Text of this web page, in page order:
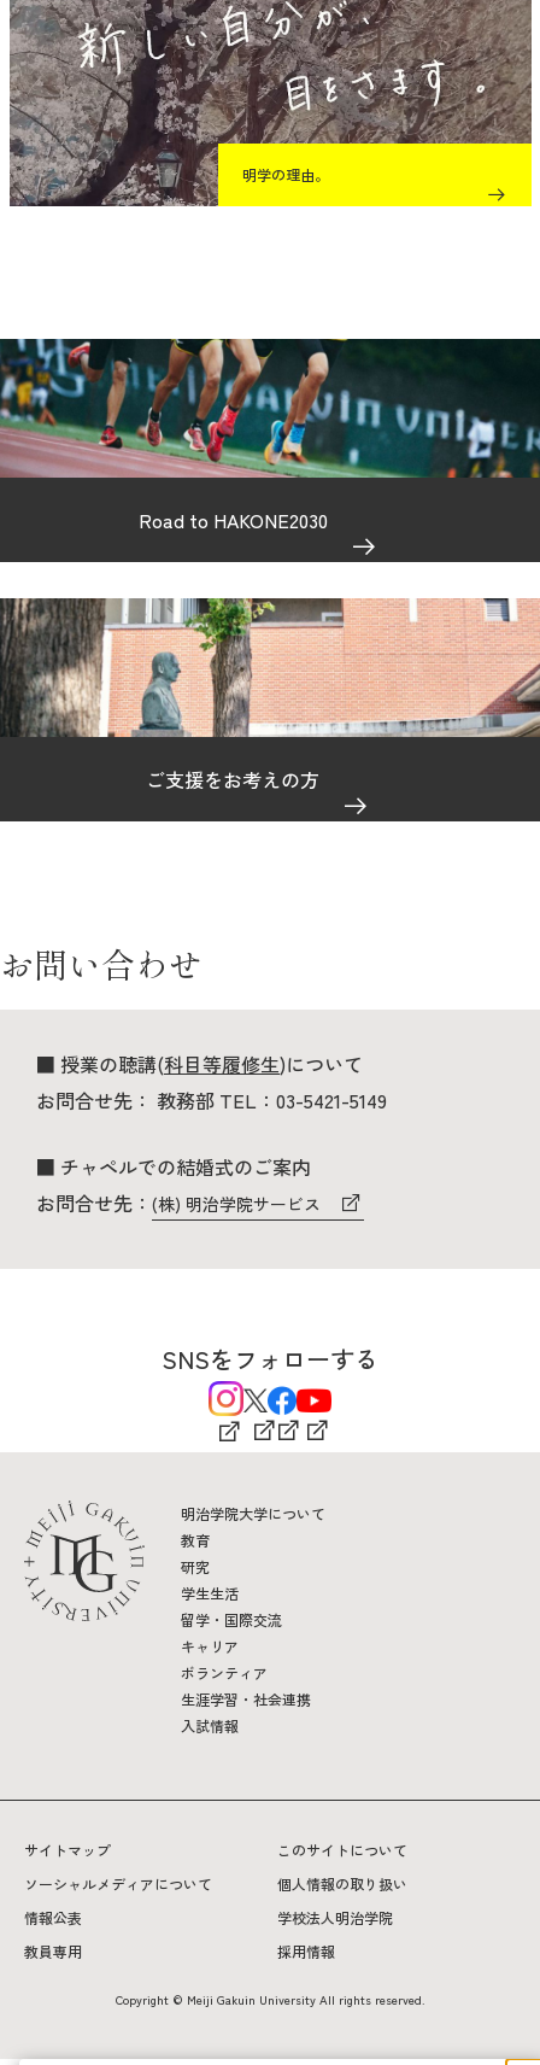
明学の理由。
Road to HAKONE2030
ご支援をお考えの方
お問い合わせ
■ 授業の聴講(科目等履修生)について
お問合せ先： 教務部 TEL：03-5421-5149
■ チャペルでの結婚式のご案内
お問合せ先： (株) 明治学院サービス
SNSをフォローする
明治学院大学について
教育
研究
学生生活
留学・国際交流
キャリア
ボランティア
生涯学習・社会連携
入試情報
サイトマップ
このサイトについて
ソーシャルメディアについて
個人情報の取り扱い
情報公表
学校法人明治学院
教員専用
採用情報
Copyright © Meiji Gakuin University All rights reserved.